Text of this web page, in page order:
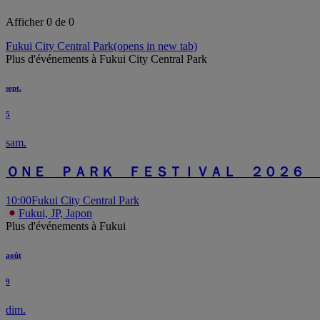
Afficher 0 de 0
Fukui City Central Park(opens in new tab)
Plus d'événements à Fukui City Central Park
sept.
5
sam.
ＯＮＥ ＰＡＲＫ ＦＥＳＴＩＶＡＬ ２０２６
10:00Fukui City Central Park
Fukui, JP, Japon
Plus d'événements à Fukui
août
9
dim.